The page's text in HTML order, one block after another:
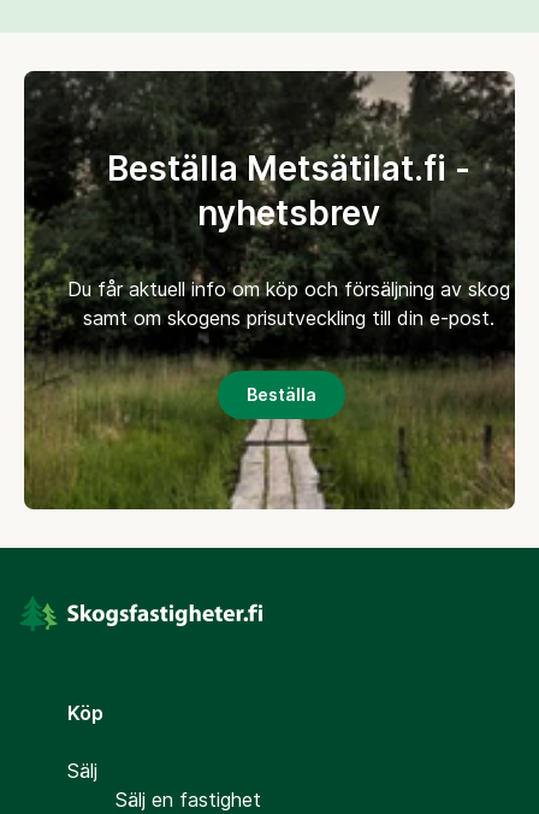
Beställa Metsätilat.fi -
nyhetsbrev
Du får aktuell info om köp och försäljning av skog
samt om skogens prisutveckling till din e-post.
Beställa
Köp
Sälj
Sälj en fastighet